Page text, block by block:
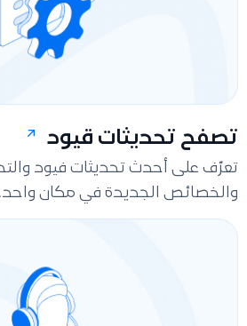
تصفح تحديثات قيود
تعرّف على أحدث تحديثات فيود
والخصائص الجديدة في مكان واحد.